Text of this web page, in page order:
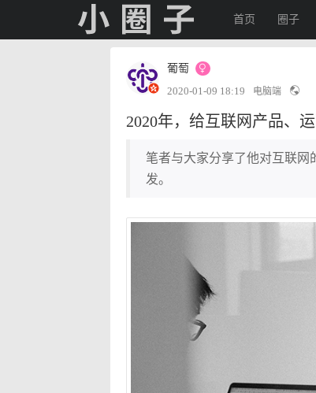
首页 圈子
葡萄
2020-01-09 18:19
电脑端
2020年，给互联网产品、
笔者与大家分享了他对互联网
发。